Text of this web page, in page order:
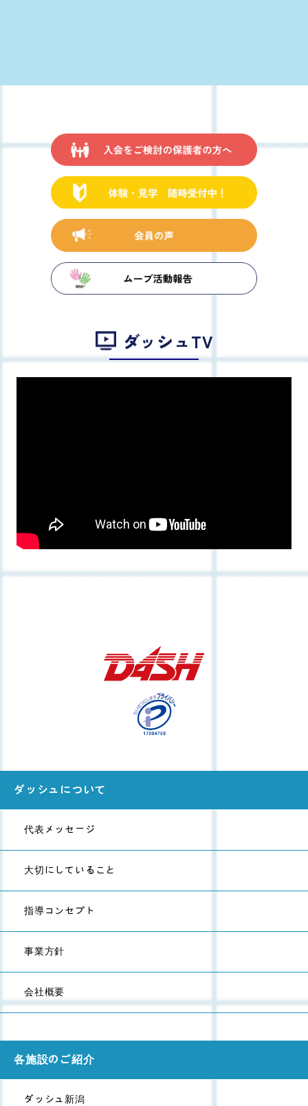
ダッシュTV
ダッシュについて
代表メッセージ
大切にしていること
指導コンセプト
事業方針
会社概要
各施設のご紹介
ダッシュ新潟